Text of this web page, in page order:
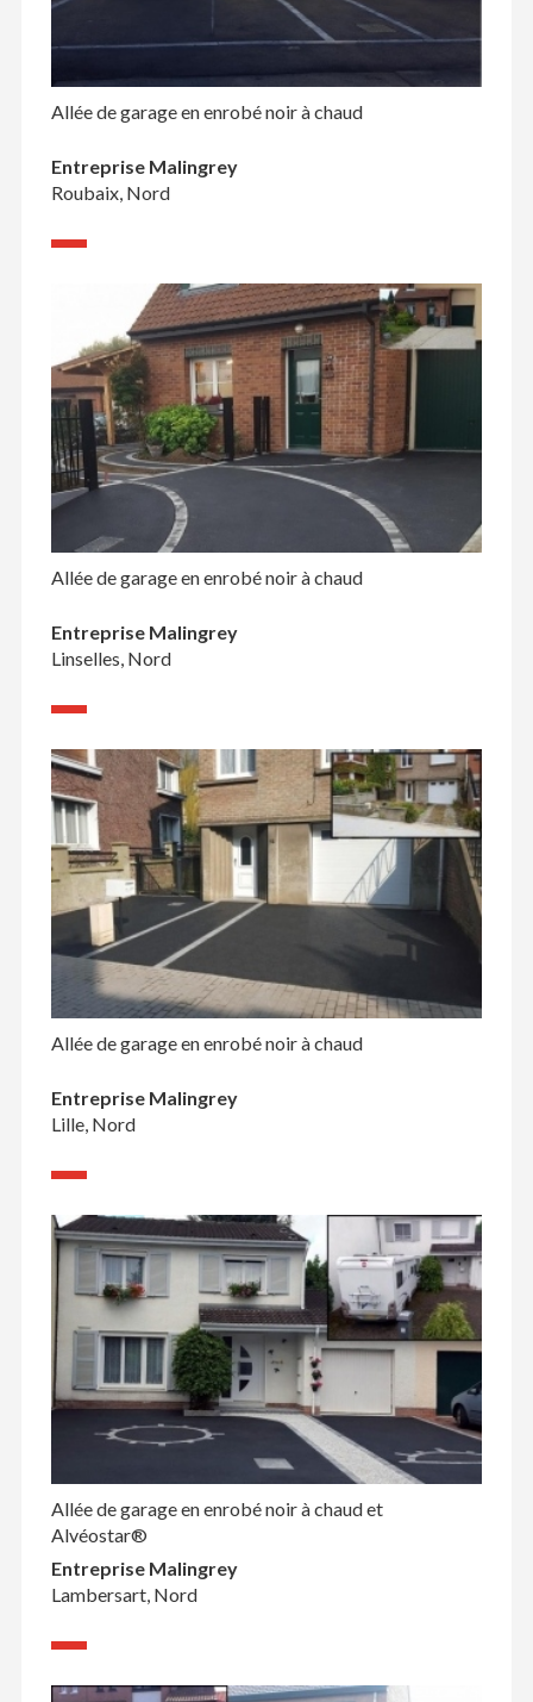
Allée de garage en enrobé noir à chaud
Entreprise Malingrey
Roubaix, Nord
Allée de garage en enrobé noir à chaud
Entreprise Malingrey
Linselles, Nord
Allée de garage en enrobé noir à chaud
Entreprise Malingrey
Lille, Nord
Allée de garage en enrobé noir à chaud et
Alvéostar®
Entreprise Malingrey
Lambersart, Nord